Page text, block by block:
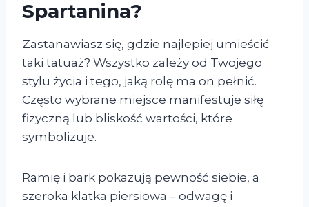
Spartanina?
Zastanawiasz się, gdzie najlepiej umieścić
taki tatuaż? Wszystko zależy od Twojego
stylu życia i tego, jaką rolę ma on pełnić.
Często wybrane miejsce manifestuje siłę
fizyczną lub bliskość wartości, które
symbolizuje.
Ramię i bark pokazują pewność siebie, a
szeroka klatka piersiowa – odwagę i